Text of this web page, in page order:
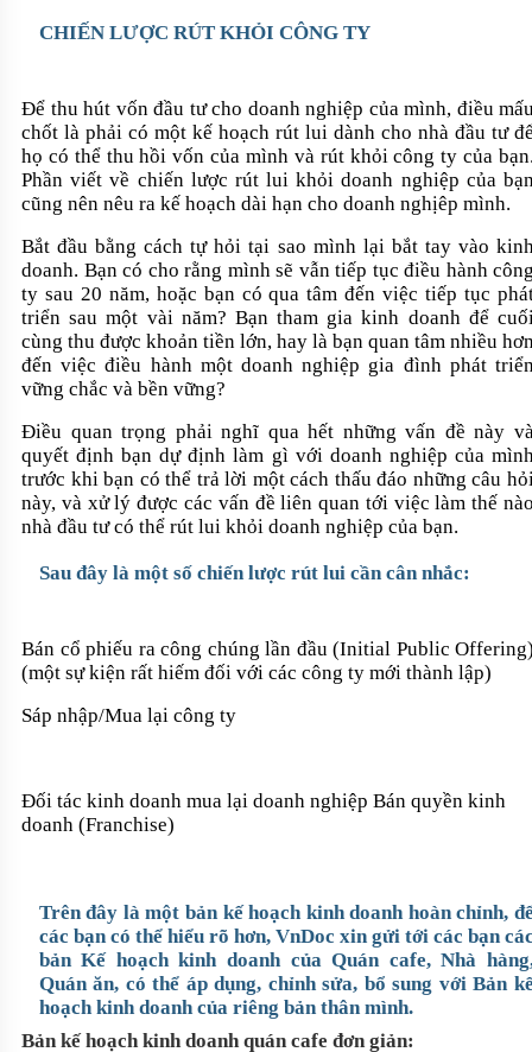
CHIẾN LƯỢC RÚT KHỎI CÔNG TY
Để thu hút vốn đầu tư cho doanh nghiệp của mình, điều
chốt là phải có một kế hoạch rút lui dành cho nhà đầu tư
họ có thể thu hồi vốn của mình và rút khỏi công ty của
Phần viết về chiến lược rút lui khỏi doanh nghiệp của
cũng nên nêu ra kế hoạch dài hạn cho doanh nghịêp mình.
Bắt đầu bằng cách tự hỏi tại sao mình lại bắt tay vào
doanh. Bạn có cho rằng mình sẽ vẫn tiếp tục điều hành
ty sau 20 năm, hoặc bạn có qua tâm đến việc tiếp tục
triển sau một vài năm? Bạn tham gia kinh doanh để
cùng thu được khoản tiền lớn, hay là bạn quan tâm nhiều
đến việc điều hành một doanh nghiệp gia đình phát
vững chắc và bền vững?
Điều quan trọng phải nghĩ qua hết những vấn đề này
quyết định bạn dự định làm gì với doanh nghiệp của
trước khi bạn có thể trả lời một cách thấu đáo những câu
này, và xử lý được các vấn đề liên quan tới việc làm thế
nhà đầu tư có thể rút lui khỏi doanh nghiệp của bạn.
Sau đây là một số chiến lược rút lui cần cân nhắc:
Bán cổ phiếu ra công chúng lần đầu (Initial Public
(một sự kiện rất hiếm đối với các công ty mới thành lập)
Sáp nhập/Mua lại công ty
Đối tác kinh doanh mua lại doanh nghiệp Bán quyền kinh
doanh (Franchise)
Trên đây là một bản kế hoạch kinh doanh hoàn chỉnh,
các bạn có thể hiểu rõ hơn, VnDoc xin gửi tới các bạn
bản Kế hoạch kinh doanh của Quán cafe, Nhà
Quán ăn, có thể áp dụng, chỉnh sửa, bổ sung với Bản
hoạch kinh doanh của riêng bản thân mình.
Bản kế hoạch kinh doanh quán cafe đơn giản: